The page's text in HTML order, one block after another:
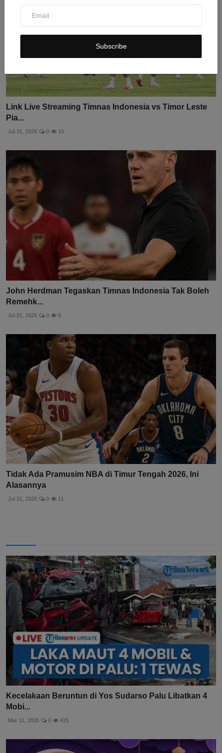
Subscribe
Link Live Streaming Timnas Indonesia vs Timor Leste
Pia...
Jul 31, 2026 0 10
John Herdman Tegaskan Timnas Indonesia Tak Boleh
Remehk...
Jul 31, 2026 0 6
Tidak Ada Pramusim NBA di Timur Tengah 2026, Ini
Alasannya
Jul 31, 2026 0 11
Kecelakaan Beruntun di Yos Sudarso Palu Libatkan 4
Mobi...
Mar 11, 2026 0 425